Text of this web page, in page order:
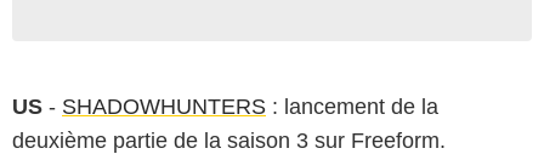
US - SHADOWHUNTERS : lancement de la
deuxième partie de la saison 3 sur Freeform.